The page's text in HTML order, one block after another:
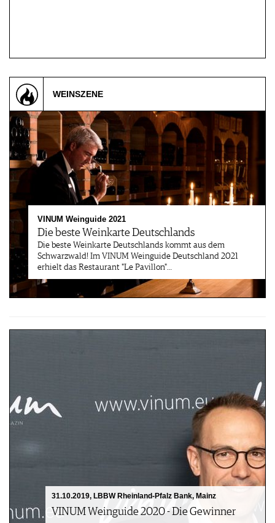
WEINSZENE
VINUM Weinguide 2021
Die beste Weinkarte Deutschlands
Die beste Weinkarte Deutschlands kommt aus dem
Schwarzwald! Im VINUM Weinguide Deutschland 2021
erhielt das Restaurant "Le Pavillon"…
31.10.2019, LBBW Rheinland-Pfalz Bank, Mainz
VINUM Weinguide 2020 - Die Gewinner